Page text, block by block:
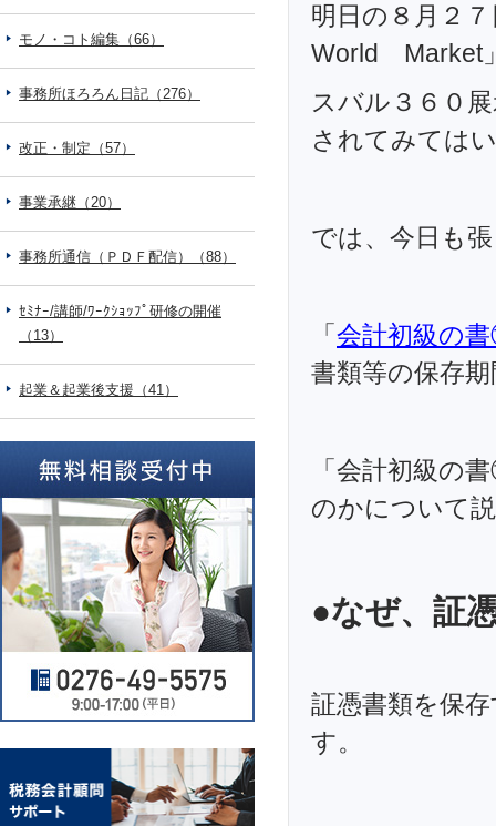
明日の８月２
World Market
スバル３６０
されてみては
では、今日も
「会計初級の
書類等の保存
「会計初級の
のかについて
●なぜ、証
証憑書類を保
す。
モノ・コト編集（66）
事務所ほろろん日記（276）
改正・制定（57）
事業承継（20）
事務所通信（ＰＤＦ配信）（88）
ｾﾐﾅｰ/講師/ﾜｰｸｼｮｯﾌﾟ研修の開催
（13）
起業＆起業後支援（41）